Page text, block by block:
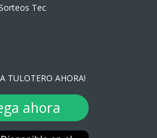
Tec
TULOTERO AHORA!
ahora